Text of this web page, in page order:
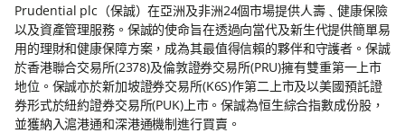
Prudential plc（保誠）在亞洲及非洲24個市場提供人壽﹑健康保險
以及資產管理服務。保誠的使命旨在透過向當代及新生代提供簡單易
用的理財和健康保障方案，成為其最值得信賴的夥伴和守護者。保誠
於香港聯合交易所(2378)及倫敦證券交易所(PRU)擁有雙重第一上市
地位。保誠亦於新加坡證券交易所(K6S)作第二上市及以美國預託證
券形式於紐約證券交易所(PUK)上市。保誠為恒生綜合指數成份股，
並獲納入滬港通和深港通機制進行買賣。